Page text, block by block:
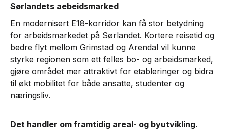
Sørlandets aebeidsmarked
En modernisert E18-korridor kan få stor betydning
for arbeidsmarkedet på Sørlandet. Kortere reisetid og
bedre flyt mellom Grimstad og Arendal vil kunne
styrke regionen som ett felles bo- og arbeidsmarked,
gjøre området mer attraktivt for etableringer og bidra
til økt mobilitet for både ansatte, studenter og
næringsliv.
Det handler om framtidig areal- og byutvikling.